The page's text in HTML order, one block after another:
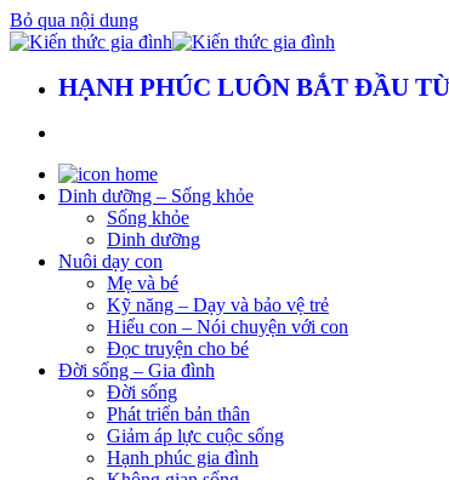
Bỏ qua nội dung
HẠNH PHÚC LUÔN BẮT ĐẦU
Dinh dưỡng – Sống khỏe
Sống khỏe
Dinh dưỡng
Nuôi dạy con
Mẹ và bé
Kỹ năng – Dạy và bảo vệ trẻ
Hiểu con – Nói chuyện với con
Đọc truyện cho bé
Đời sống – Gia đình
Đời sống
Phát triển bản thân
Giảm áp lực cuộc sống
Hạnh phúc gia đình